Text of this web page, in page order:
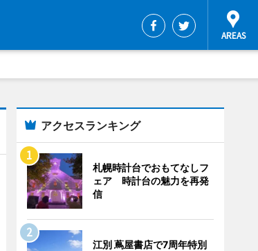
アクセスランキング
札幌時計台でおもてなしフ
ェア 時計台の魅力を再発
信
江別 蔦屋書店で7周年特別